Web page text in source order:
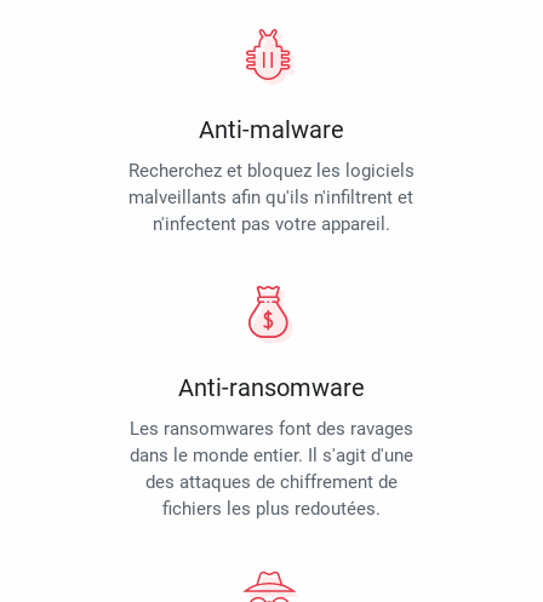
Anti-malware
Recherchez et bloquez les logiciels
malveillants afin qu'ils n'infiltrent et
n'infectent pas votre appareil.
Anti-ransomware
Les ransomwares font des ravages
dans le monde entier. Il s'agit d'une
des attaques de chiffrement de
fichiers les plus redoutées.